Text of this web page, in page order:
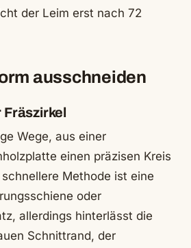
der Leim erst nach 72
ausschneiden
Fräszirkel
Wege, aus einer
einen präzisen Kreis
Methode ist eine
oder
allerdings hinterlässt die
Schnittrand, der